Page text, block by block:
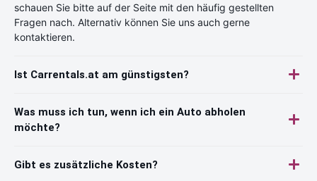
schauen Sie bitte auf der Seite mit den häufig gestellten
Fragen nach. Alternativ können Sie uns auch gerne
kontaktieren.
Ist Carrentals.at am günstigsten?
Was muss ich tun, wenn ich ein Auto abholen
möchte?
Gibt es zusätzliche Kosten?